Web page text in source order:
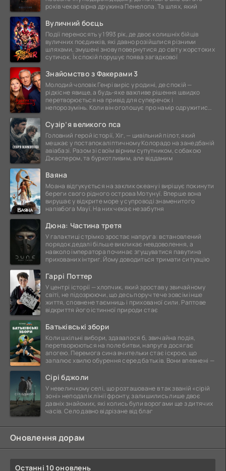
років чекає вірна дружина Пенелопа. Та шлях, який
Вуличний боєць
Події переносять у 1993 рік, де двоє колишніх бійців
вуличних поєдинків, які давно розійшлися різними
шляхами, змушені знову повернутися до світу жорстоких
сутичок. Їх спокій порушує поява загадкової
Знайомство з Факерами 3
Молодий чоловік Генрі виріс у родині, де спокій —
рідкісне явище, а будь-яке важливе рішення швидко
перетворюється на привід для суперечок і
непорозумінь. Коли він оголошує про намір одружитися,
Сузір’я великого пса
Головний герой історії, Хіг, — цивільний пілот, який
мешкає у постапокаліптичному Колорадо на занедбаній
авіабазі. Разом зі своїм вірним супутником, собакою
Джаспером, та буркотливим, але відданим
Ваяна
Моана відгукується на заклик океану і вирішує покинути
береги свого рідного острова Мотунуї. Вперше вона
вирушає у відкрите море у супроводі знаменитого
напівбога Мауї. На них чекає незабутня
Дюна: Частина третя
У галактиці стрімко зростає напруга: встановлений
порядок дедалі більше викликає невдоволення, а
навколо імператора починає згущуватися павутина
прихованих інтриг. Йому доводиться тримати ситуацію
Гаррі Поттер
У центрі історії — хлопчик, який зростав у звичайному
світі, не підозрюючи, що десь поруч тече зовсім інше
життя, сповнене таємниць і прихованої сили. Раптове
відкриття його істинної природи стає
Батьківські збори
Коли шкільні вибори, здавалося б, звичайна подія,
перетворюються на поле битви, напруга досягає
апогею. Перемога сина вчительки стає іскрою, що
запалює хвилю обурення серед батьків. Вони впевнені —
Сірі бджоли
У невеличкому селі, що розташоване в так званій «сірій
зоні» неподалік лінії фронту, залишились лише двоє
давніх знайомих, які колись були ворогами ще з дитячих
часів. Село давно відрізане від благ
Оновлення дорам
Останні 10 оновлень